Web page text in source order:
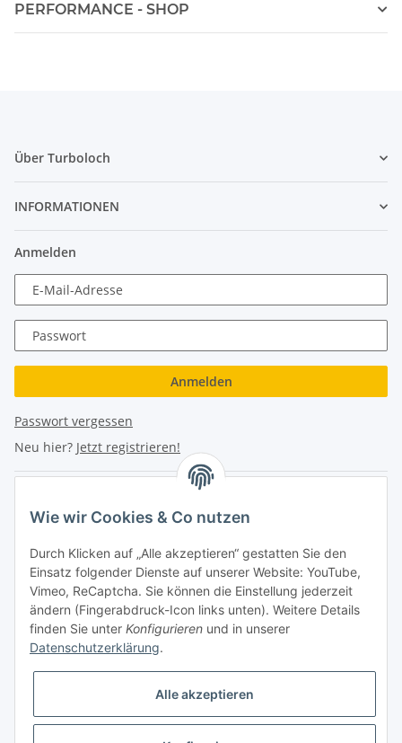
PERFORMANCE - SHOP
Über Turboloch
INFORMATIONEN
Anmelden
E-Mail-Adresse
Passwort
Anmelden
Passwort vergessen
Neu hier? Jetzt registrieren!
Hauptplatz 4
2870 Aspang
eMail: info@turboloch.at
Tel: +43 (0)660/1314150
Di - Fr 9-17 Uhr / Fr 9-12 Uhr
Achtung keine Abholung mehr möglich!!!
Wie wir Cookies & Co nutzen
Durch Klicken auf „Alle akzeptieren“ gestatten Sie den
Einsatz folgender Dienste auf unserer Website: YouTube,
Vimeo, ReCaptcha. Sie können die Einstellung jederzeit
ändern (Fingerabdruck-Icon links unten). Weitere Details
finden Sie unter Konfigurieren und in unserer
Datenschutzerklärung.
Alle akzeptieren